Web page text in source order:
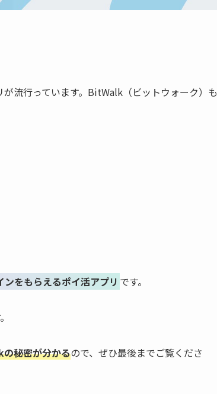
流行っています。BitWalk（ビットウォーク）も
をもらえるポイ活アプリ です。
秘密が分かるので、ぜひ最後までご覧くださ